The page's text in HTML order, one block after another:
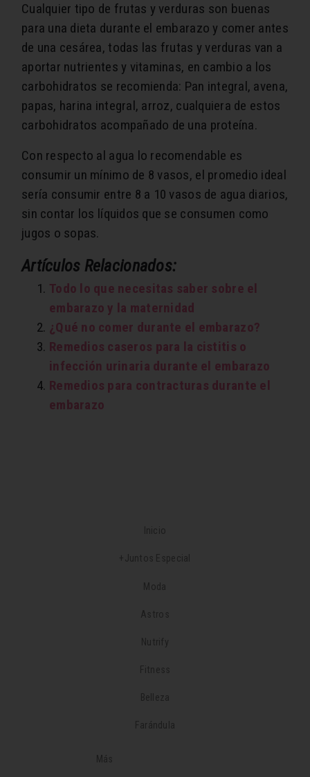
Cualquier tipo de frutas y verduras son buenas
para una dieta durante el embarazo y comer antes
de una cesárea, todas las frutas y verduras van a
aportar nutrientes y vitaminas, en cambio a los
carbohidratos se recomienda: Pan integral, avena,
papas, harina integral, arroz, cualquiera de estos
carbohidratos acompañado de una proteína.
Con respecto al agua lo recomendable es
consumir un mínimo de 8 vasos, el promedio ideal
sería consumir entre 8 a 10 vasos de agua diarios,
sin contar los líquidos que se consumen como
jugos o sopas.
Artículos Relacionados:
Todo lo que necesitas saber sobre el
embarazo y la maternidad
¿Qué no comer durante el embarazo?
Remedios caseros para la cistitis o
infección urinaria durante el embarazo
Remedios para contracturas durante el
embarazo
Inicio
+Juntos Especial
Moda
Astros
Nutrify
Fitness
Belleza
Farándula
Más